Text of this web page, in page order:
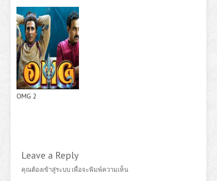
OMG 2
Leave a Reply
คุณต้องเข้าสู่ระบบ เพื่อจะพิมพ์ความเห็น